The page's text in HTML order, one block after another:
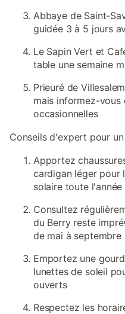
Abbaye de Saint-
guidée 3 à 5 jours
Le Sapin Vert et
table une semaine
Prieuré de
mais informez-vous
occasionnelles
Conseils d'expert pour
Apportez
cardigan léger pour
solaire toute l'année
Consultez
du Berry reste
de mai à septembre
Emportez une
lunettes de soleil
ouverts
Respectez les